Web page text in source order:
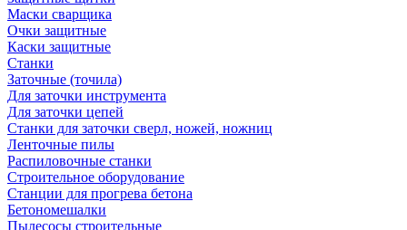
Маски сварщика
Очки защитные
Каски защитные
Станки
Заточные (точила)
Для заточки инструмента
Для заточки цепей
Станки для заточки сверл, ножей, ножниц
Ленточные пилы
Распиловочные станки
Строительное оборудование
Станции для прогрева бетона
Бетономешалки
Пылесосы строительные